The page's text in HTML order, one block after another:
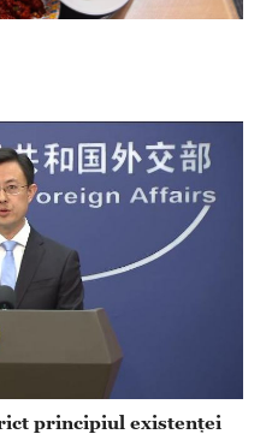
principiul existenței